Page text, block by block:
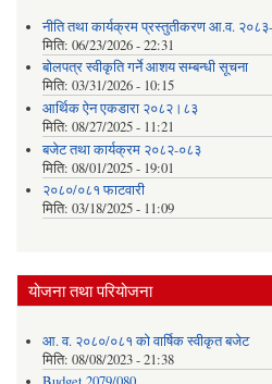
नीति तथा कार्यक्रम प्रस्तुतीकरण आ.व.
मिति: 06/23/2026 - 22:31
बोलपत्र स्वीकृति गर्ने आशय सम्बन्धी सूचना
मिति: 03/31/2026 - 10:15
आर्थिक ऐन एकडारा २०८२।८३
मिति: 08/27/2025 - 11:21
बजेट तथा कार्यक्रम २०८२-०८३
मिति: 08/01/2025 - 19:01
२०८०/०८१ फाटवारी
मिति: 03/18/2025 - 11:09
योजना तथा परियोजना
आ. व. २०८०/०८१ को वार्षिक स्वीकृत बजेट
मिति: 08/08/2023 - 21:38